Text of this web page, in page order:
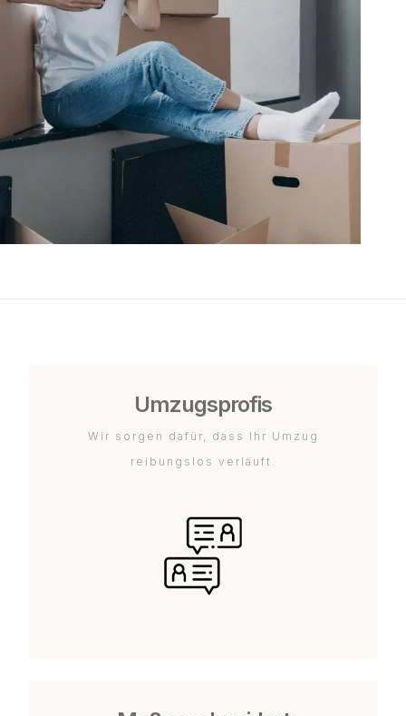
Umzugsprofis
Wir sorgen dafür, dass Ihr Umzug
reibungslos verläuft.